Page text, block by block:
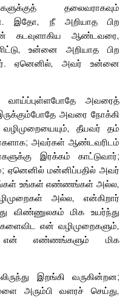
தலைவராகவும்
இதோ, நீ அறியாத பிற
கடவுளாகிய ஆண்டவரை,
உன்னை அறியாத பிற
ஏனெனில், அவர் உன்னை
அவரைத்
அவரை நோக்கி
தீயவர் தம்
அவர்கள் ஆண்டவரிடம்
இரக்கம் காட்டுவார்;
ஏனெனில் மன்னிப்பதில் அவர்
உங்கள் எண்ணங்கள் அல்ல,
அல்ல, என்கிறார்
விண்ணுலகம் மிக உயர்ந்து
என் வழிமுறைகளும்,
எண்ணங்களும் மிக
இறங்கி வருகின்றன;
அரும்பி வளரச் செய்து,